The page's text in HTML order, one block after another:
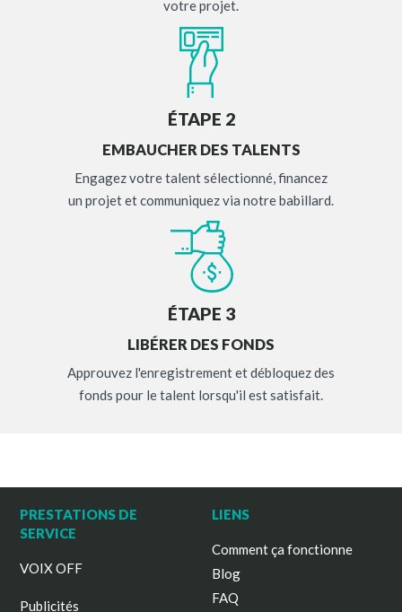
votre projet.
ÉTAPE 2
EMBAUCHER DES TALENTS
Engagez votre talent sélectionné, financez
un projet et communiquez via notre babillard.
ÉTAPE 3
LIBÉRER DES FONDS
Approuvez l'enregistrement et débloquez des
fonds pour le talent lorsqu'il est satisfait.
PRESTATIONS DE
SERVICE
VOIX OFF
Publicités
LIENS
Comment ça fonctionne
Blog
FAQ